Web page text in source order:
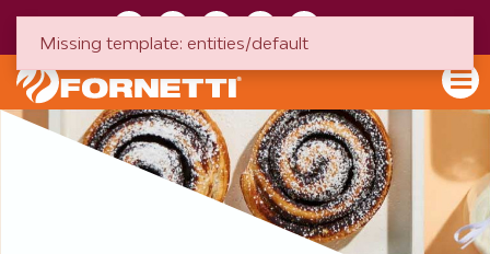
Missing template: entities/default